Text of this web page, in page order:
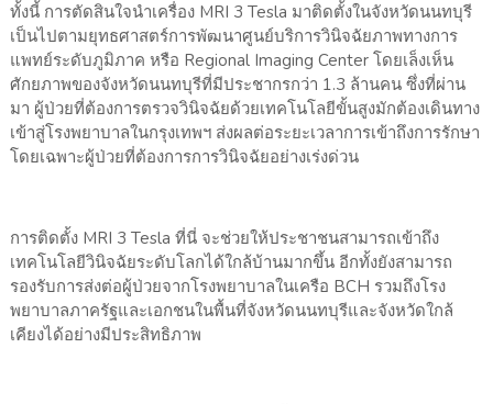
ทั้งนี้ การตัดสินใจนำเครื่อง MRI 3 Tesla มาติดตั้งในจังหวัดนนทบุรี
เป็นไปตามยุทธศาสตร์การพัฒนาศูนย์บริการวินิจฉัยภาพทางการ
แพทย์ระดับภูมิภาค หรือ Regional Imaging Center โดยเล็งเห็น
ศักยภาพของจังหวัดนนทบุรีที่มีประชากรกว่า 1.3 ล้านคน ซึ่งที่ผ่าน
มา ผู้ป่วยที่ต้องการตรวจวินิจฉัยด้วยเทคโนโลยีขั้นสูงมักต้องเดินทาง
เข้าสู่โรงพยาบาลในกรุงเทพฯ ส่งผลต่อระยะเวลาการเข้าถึงการรักษา
โดยเฉพาะผู้ป่วยที่ต้องการการวินิจฉัยอย่างเร่งด่วน
การติดตั้ง MRI 3 Tesla ที่นี่ จะช่วยให้ประชาชนสามารถเข้าถึง
เทคโนโลยีวินิจฉัยระดับโลกได้ใกล้บ้านมากขึ้น อีกทั้งยังสามารถ
รองรับการส่งต่อผู้ป่วยจากโรงพยาบาลในเครือ BCH รวมถึงโรง
พยาบาลภาครัฐและเอกชนในพื้นที่จังหวัดนนทบุรีและจังหวัดใกล้
เคียงได้อย่างมีประสิทธิภาพ